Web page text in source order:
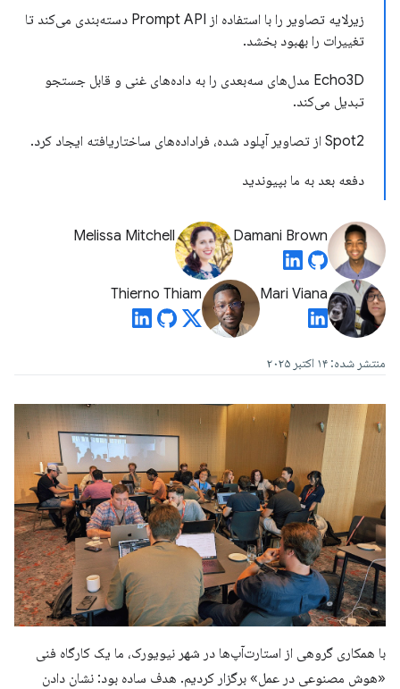
زیرلایه تصاویر را با استفاده از Prompt API دسته‌بندی می‌کند تا
تغییرات را بهبود بخشد.
Echo3D مدل‌های سه‌بعدی را به داده‌های غنی و قابل جستجو
تبدیل می‌کند.
Spot2 از تصاویر آپلود شده، فراداده‌های ساختاریافته ایجاد کرد.
دفعه بعد به ما بپیوندید
Damani Brown
Melissa Mitchell
Mari Viana
Thierno Thiam
منتشر شده: ۱۴ اکتبر ۲۰۲۵
با همکاری گروهی از استارت‌آپ‌ها در شهر نیویورک، ما یک کارگاه فنی
«هوش مصنوعی در عمل» برگزار کردیم. هدف ساده بود: نشان دادن